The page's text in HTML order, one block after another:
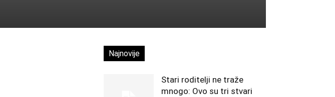
Najnovije
Stari roditelji ne traže
mnogo: Ovo su tri stvari